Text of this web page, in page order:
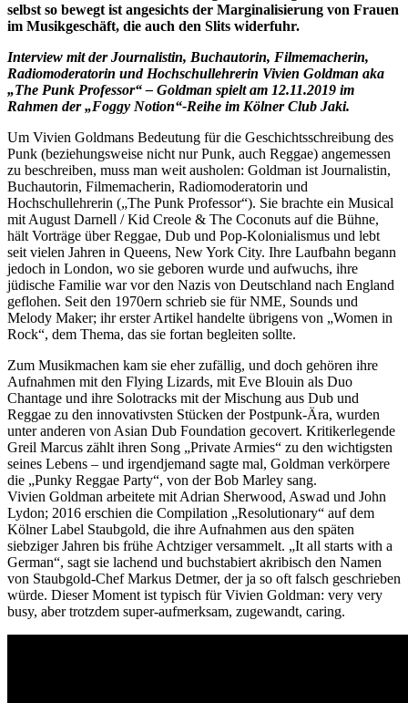
selbst so bewegt ist angesichts der Marginalisierung von Frauen
im Musikgeschäft, die auch den Slits widerfuhr.
Interview mit der Journalistin, Buchautorin, Filmemacherin,
Radiomoderatorin und Hochschullehrerin Vivien Goldman aka
„The Punk Professor“ – Goldman spielt am 12.11.2019 im
Rahmen der „Foggy Notion“-Reihe im Kölner Club Jaki.
Um Vivien Goldmans Bedeutung für die Geschichtsschreibung des
Punk (beziehungsweise nicht nur Punk, auch Reggae) angemessen
zu beschreiben, muss man weit ausholen: Goldman ist Journalistin,
Buchautorin, Filmemacherin, Radiomoderatorin und
Hochschullehrerin („The Punk Professor“). Sie brachte ein Musical
mit August Darnell / Kid Creole & The Coconuts auf die Bühne,
hält Vorträge über Reggae, Dub und Pop-Kolonialismus und lebt
seit vielen Jahren in Queens, New York City. Ihre Laufbahn begann
jedoch in London, wo sie geboren wurde und aufwuchs, ihre
jüdische Familie war vor den Nazis von Deutschland nach England
geflohen. Seit den 1970ern schrieb sie für NME, Sounds und
Melody Maker; ihr erster Artikel handelte übrigens von „Women in
Rock“, dem Thema, das sie fortan begleiten sollte.
Zum Musikmachen kam sie eher zufällig, und doch gehören ihre
Aufnahmen mit den Flying Lizards, mit Eve Blouin als Duo
Chantage und ihre Solotracks mit der Mischung aus Dub und
Reggae zu den innovativsten Stücken der Postpunk-Ära, wurden
unter anderen von Asian Dub Foundation gecovert. Kritikerlegende
Greil Marcus zählt ihren Song „Private Armies“ zu den wichtigsten
seines Lebens – und irgendjemand sagte mal, Goldman verkörpere
die „Punky Reggae Party“, von der Bob Marley sang.
Vivien Goldman arbeitete mit Adrian Sherwood, Aswad und John
Lydon; 2016 erschien die Compilation „Resolutionary“ auf dem
Kölner Label Staubgold, die ihre Aufnahmen aus den späten
siebziger Jahren bis frühe Achtziger versammelt. „It all starts with a
German“, sagt sie lachend und buchstabiert akribisch den Namen
von Staubgold-Chef Markus Detmer, der ja so oft falsch geschrieben
würde. Dieser Moment ist typisch für Vivien Goldman: very very
busy, aber trotzdem super-aufmerksam, zugewandt, caring.